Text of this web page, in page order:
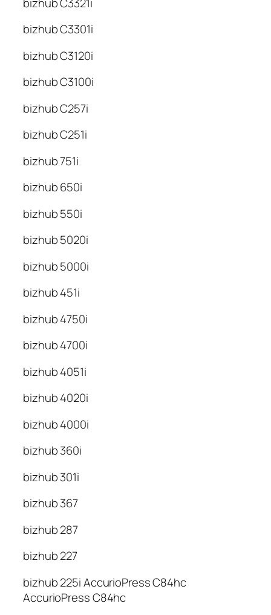
bizhub C3301i
bizhub C3120i
bizhub C3100i
bizhub C257i
bizhub C251i
bizhub 751i
bizhub 650i
bizhub 550i
bizhub 5020i
bizhub 5000i
bizhub 451i
bizhub 4750i
bizhub 4700i
bizhub 4051i
bizhub 4020i
bizhub 4000i
bizhub 360i
bizhub 301i
bizhub 367
bizhub 287
bizhub 227
bizhub 225i AccurioPress C84hc
AccurioPress C84hc